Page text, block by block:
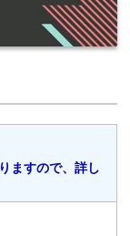
ますので、詳し